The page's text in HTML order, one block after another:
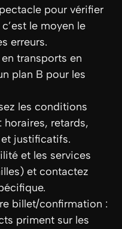
pour vérifier
le moyen le
erreurs.
transports en
plan B pour les
les conditions
horaires, retards,
justificatifs.
et les services
et contactez
billet/confirmation :
priment sur les